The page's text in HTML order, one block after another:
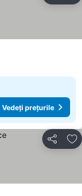
Vedeți prețurile
Distribuiți